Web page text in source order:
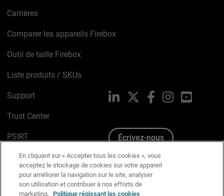
Carrières
Comparer les appareils Firebox
Outil de taille Firebox
Liste produits / SKUs
Support
Trust Center
PSIRT
Avis sur les cookies
Politique de confidentialité
LinkedIn FacebookInstagramYouTube
Écrivez-nous
En cliquant sur « Accepter tous les cookies », vous
acceptez le stockage de cookies sur votre appareil
pour améliorer la navigation sur le site, analyser
son utilisation et contribuer à nos efforts de
marketing. Politique régissant les cookies